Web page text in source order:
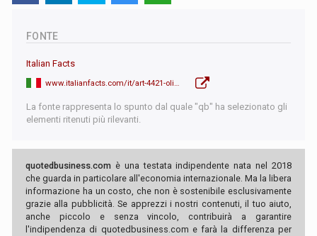
FONTE
Italian Facts
www.italianfacts.com/it/art-4421-olimpiadi-in-pareggio-sulla-carta-milano-cortina-punta-a-1-7-mld-ma
La fonte rappresenta lo spunto dal quale "qb" ha selezionato gli
elementi ritenuti più rilevanti.
quotedbusiness.com è una testata indipendente nata nel 2018
che guarda in particolare all'economia internazionale. Ma la libera
informazione ha un costo, che non è sostenibile esclusivamente
grazie alla pubblicità. Se apprezzi i nostri contenuti, il tuo aiuto,
anche piccolo e senza vincolo, contribuirà a garantire
l'indipendenza di quotedbusiness.com e farà la differenza per